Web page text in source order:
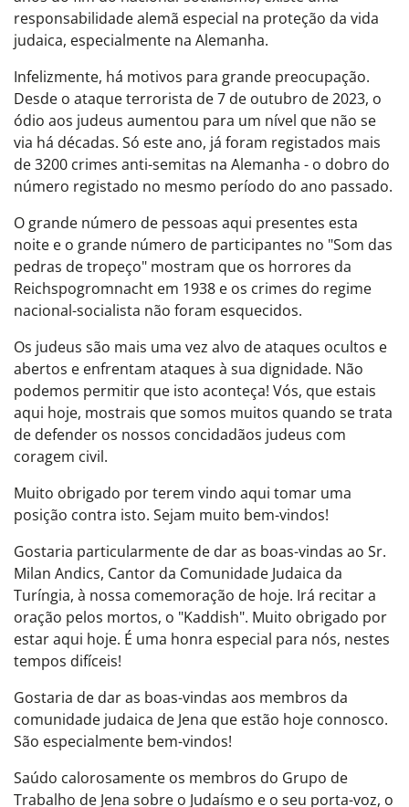
responsabilidade alemã especial na proteção da vida
judaica, especialmente na Alemanha.
Infelizmente, há motivos para grande preocupação.
Desde o ataque terrorista de 7 de outubro de 2023, o
ódio aos judeus aumentou para um nível que não se
via há décadas. Só este ano, já foram registados mais
de 3200 crimes anti-semitas na Alemanha - o dobro do
número registado no mesmo período do ano passado.
O grande número de pessoas aqui presentes esta
noite e o grande número de participantes no "Som das
pedras de tropeço" mostram que os horrores da
Reichspogromnacht em 1938 e os crimes do regime
nacional-socialista não foram esquecidos.
Os judeus são mais uma vez alvo de ataques ocultos e
abertos e enfrentam ataques à sua dignidade. Não
podemos permitir que isto aconteça! Vós, que estais
aqui hoje, mostrais que somos muitos quando se trata
de defender os nossos concidadãos judeus com
coragem civil.
Muito obrigado por terem vindo aqui tomar uma
posição contra isto. Sejam muito bem-vindos!
Gostaria particularmente de dar as boas-vindas ao Sr.
Milan Andics, Cantor da Comunidade Judaica da
Turíngia, à nossa comemoração de hoje. Irá recitar a
oração pelos mortos, o "Kaddish". Muito obrigado por
estar aqui hoje. É uma honra especial para nós, nestes
tempos difíceis!
Gostaria de dar as boas-vindas aos membros da
comunidade judaica de Jena que estão hoje connosco.
São especialmente bem-vindos!
Saúdo calorosamente os membros do Grupo de
Trabalho de Jena sobre o Judaísmo e o seu porta-voz, o